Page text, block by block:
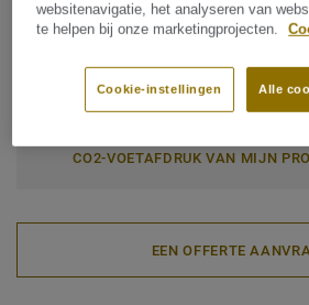
Rol (1 ref.) Tegel (1 ref.)
Totale CO2-voetafdruk (end-
1.81 kg CO /m
CO2-VOETAFDRUK VAN MIJN
EEN OFFERTE
websitenavigatie, het analyseren van
te helpen bij onze marketingprojecten.
Alle
Cookie-instellingen